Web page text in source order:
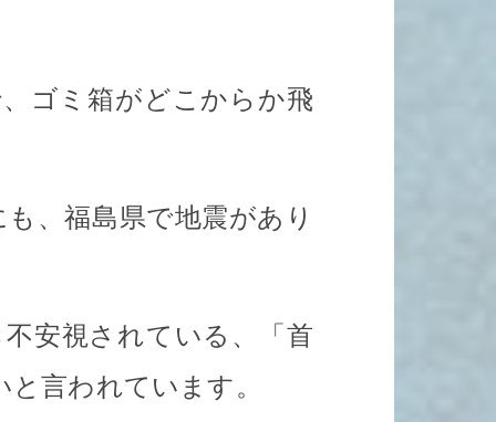
ゴミ箱がどこからか飛
、福島県で地震があり
安視されている、「首
言われています。